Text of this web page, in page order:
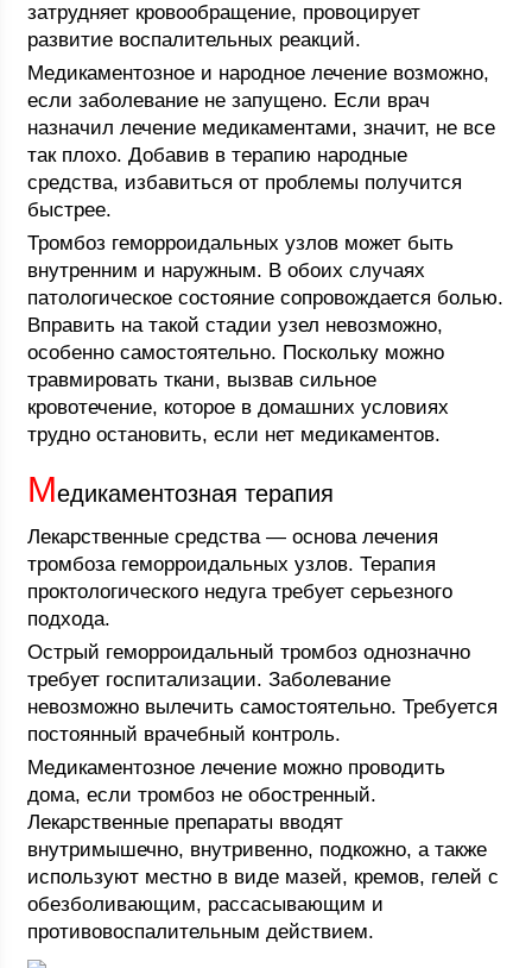
затрудняет кровообращение, провоцирует
развитие воспалительных реакций.
Медикаментозное и народное лечение возможно,
если заболевание не запущено. Если врач
назначил лечение медикаментами, значит, не все
так плохо. Добавив в терапию народные
средства, избавиться от проблемы получится
быстрее.
Тромбоз геморроидальных узлов может быть
внутренним и наружным. В обоих случаях
патологическое состояние сопровождается болью.
Вправить на такой стадии узел невозможно,
особенно самостоятельно. Поскольку можно
травмировать ткани, вызвав сильное
кровотечение, которое в домашних условиях
трудно остановить, если нет медикаментов.
Медикаментозная терапия
Лекарственные средства — основа лечения
тромбоза геморроидальных узлов. Терапия
проктологического недуга требует серьезного
подхода.
Острый геморроидальный тромбоз однозначно
требует госпитализации. Заболевание
невозможно вылечить самостоятельно. Требуется
постоянный врачебный контроль.
Медикаментозное лечение можно проводить
дома, если тромбоз не обостренный.
Лекарственные препараты вводят
внутримышечно, внутривенно, подкожно, а также
используют местно в виде мазей, кремов, гелей с
обезболивающим, рассасывающим и
противовоспалительным действием.